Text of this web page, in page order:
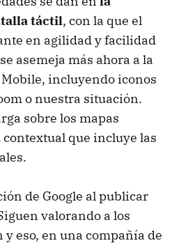
táctil, con la que el
en agilidad y facilidad
asemeja más ahora a la
incluyendo iconos
o nuestra situación.
sobre los mapas
que incluye las
de Google al publicar
valorando a los
eso, en una compañía de